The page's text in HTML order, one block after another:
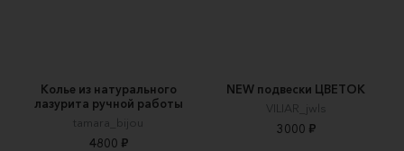
Колье из натурального
лазурита ручной работы
tamara_bijou
4800 ₽
NEW подвески ЦВЕТОК
VILIAR_jwls
3000 ₽